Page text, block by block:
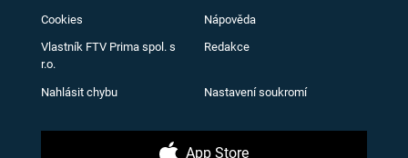
Cookies Nápověda
Vlastník FTV Prima spol. s
r.o.
Redakce
Nahlásit chybu Nastavení soukromí
App Store